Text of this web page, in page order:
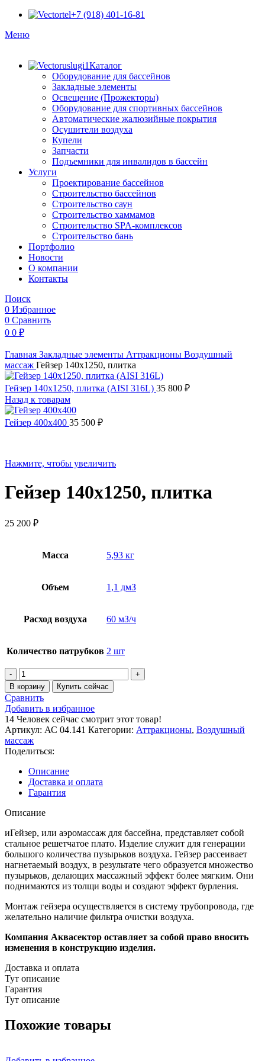
+7 (918) 401-16-81
Меню
Каталог
Оборудование для бассейнов
Закладные элементы
Освещение (Прожекторы)
Оборудование для спортивных бассейнов
Автоматические жалюзийные покрытия
Осушители воздуха
Купели
Запчасти
Подъемники для инвалидов в бассейн
Услуги
Проектирование бассейнов
Строительство бассейнов
Строительство саун
Строительство хаммамов
Строительство SPA-комплексов
Строительство бань
Портфолио
Новости
O компании
Контакты
Поиск
0 Избранное
0 Сравнить
0 0 ₽
Главная Закладные элементы Аттракционы Воздушный
массаж Гейзер 140х1250, плитка
Гейзер 140х1250, плитка (AISI 316L) 35 800 ₽
Назад к товарам
Гейзер 400х400 35 500 ₽
Нажмите, чтобы увеличить
Гейзер 140х1250, плитка
25 200 ₽
Масса 5,93 кг
Объем 1,1 дмЗ
Расход воздуха 60 мЗ/ч
Количество патрубков 2 шт
Количество
товара
Гейзер
140х1250,
плитка
В корзину Купить сейчас
Сравнить
Добавить в избранное
14 Человек сейчас смотрит этот товар!
Артикул: АС 04.141 Категории: Аттракционы, Воздушный
массаж
Поделиться:
Описание
Доставка и оплата
Гарантия
Описание
иГейзер, или аэромассаж для бассейна, представляет собой
стальное решетчатое плато. Изделие служит для генерации
большого количества пузырьков воздуха. Гейзер рассеивает
нагнетаемый воздух, в результате чего образуется множество
пузырьков, делающих массажный эффект более мягким. Они
поднимаются из толщи воды и создают эффект бурления.
Монтаж гейзера осуществляется в систему трубопровода, где
желательно наличие фильтра очистки воздуха.
Компания Аквасектор оставляет за собой право вносить
изменения в конструкцию изделия.
Доставка и оплата
Тут описание
Гарантия
Тут описание
Похожие товары